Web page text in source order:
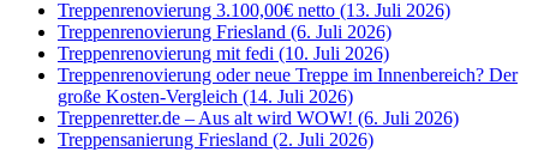
Treppenrenovierung 3.100,00€ netto (13. Juli 2026)
Treppenrenovierung Friesland (6. Juli 2026)
Treppenrenovierung mit fedi (10. Juli 2026)
Treppenrenovierung oder neue Treppe im Innenbereich? Der
große Kosten-Vergleich (14. Juli 2026)
Treppenretter.de – Aus alt wird WOW! (6. Juli 2026)
Treppensanierung Friesland (2. Juli 2026)